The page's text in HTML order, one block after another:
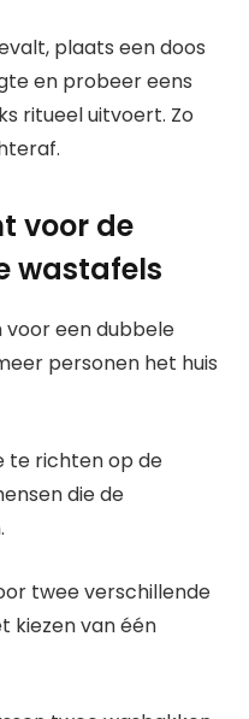
plaats een doos
en probeer eens
ritueel uitvoert. Zo
voor de
wastafels
voor een dubbele
personen het huis
te richten op de
die de
twee verschillende
kiezen van één